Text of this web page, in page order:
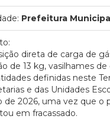
Prefeitura
direta de carga de
de 13 kg, vasilhames
definidas neste
e das Unidades
de 2026, uma vez que
em fracassado.